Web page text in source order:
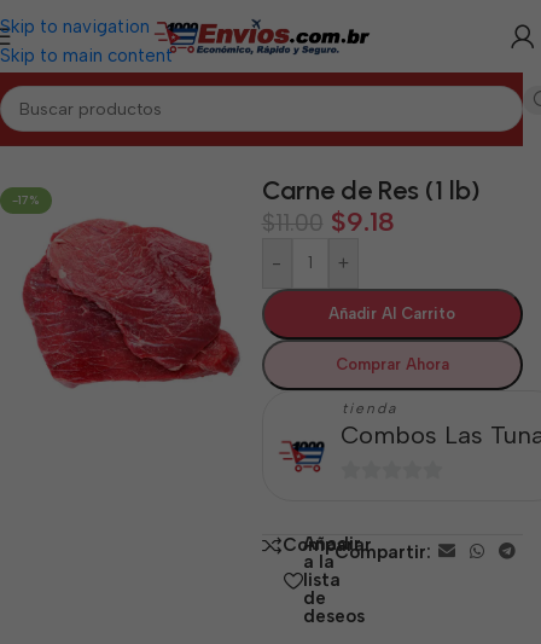
Skip to navigation
Skip to main content
Inicio/LAS TUNAS/Cárnicos Las Tunas
-17% Carne de Res (1 lb)
$11.00 $9.18
- +
Añadir Al Carrito
Comprar Ahora
tienda
Combos Las
5
Comparar
Añadir
a la
lista
de
deseos
Compartir: